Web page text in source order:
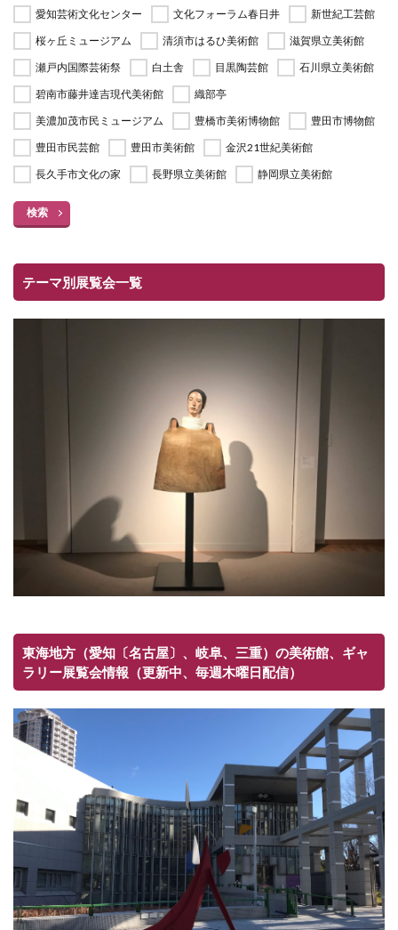
愛知芸術文化センター
文化フォーラム春日井
新世紀工芸館
桜ヶ丘ミュージアム
清須市はるひ美術館
滋賀県立美術館
瀬戸内国際芸術祭
白土舎 目黒陶芸館
石川県立美術館
碧南市藤井達吉現代美術館
織部亭
美濃加茂市民ミュージアム
豊橋市美術博物館
豊田市博物館
豊田市民芸館
豊田市美術館
金沢21世紀美術館
長久手市文化の家
長野県立美術館 静岡県立美術館
検索
テーマ別展覧会一覧
東海地方（愛知〔名古屋〕、岐阜、三重）の美術館、ギャ
ラリー展覧会情報（更新中、毎週木曜日配信）